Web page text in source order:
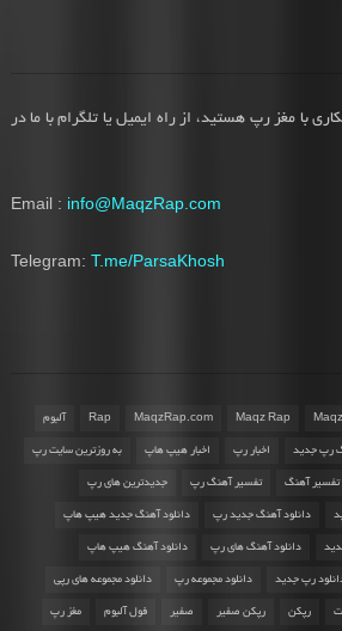
با مغز رپ هستید، از راه ایمیل یا تلگرام با ما در
Email : info@MaqzRap.com
Telegram: T.me/ParsaKhosh
Maqz Rap
MaqzRap.com
Rap آلبوم
رپ جدید اخبار رپ اخبار هیپ هاپ به روزترین سایت رپ
تفسیر آهنگ تفسیر آهنگ رپ جدیدترین های رپ
دانلود آهنگ جدید رپ دانلود آهنگ جدید هیپ هاپ
دانلود آهنگ های رپ دانلود آهنگ هیپ هاپ
رپ جدید دانلود مجموعه رپ دانلود مجموعه های رپی
رپکن رپکن صفیر صفیر فول آلبوم مغز رپ